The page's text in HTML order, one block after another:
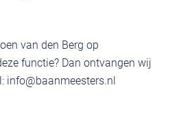
van den Berg op
functie? Dan ontvangen wij
info@baanmeesters.nl